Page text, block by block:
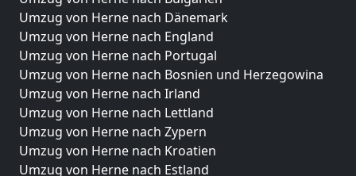
Umzug von Herne nach Dänemark
Umzug von Herne nach England
Umzug von Herne nach Portugal
Umzug von Herne nach Bosnien und Herzegowina
Umzug von Herne nach Irland
Umzug von Herne nach Lettland
Umzug von Herne nach Zypern
Umzug von Herne nach Kroatien
Umzug von Herne nach Estland